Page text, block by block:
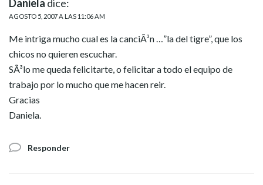
Daniela dice:
AGOSTO 5, 2007 A LAS 11:06 AM
Me intriga mucho cual es la canciÃ³n …”la del tigre”, que los
chicos no quieren escuchar.
SÃ³lo me queda felicitarte, o felicitar a todo el equipo de
trabajo por lo mucho que me hacen reir.
Gracias
Daniela.
Responder